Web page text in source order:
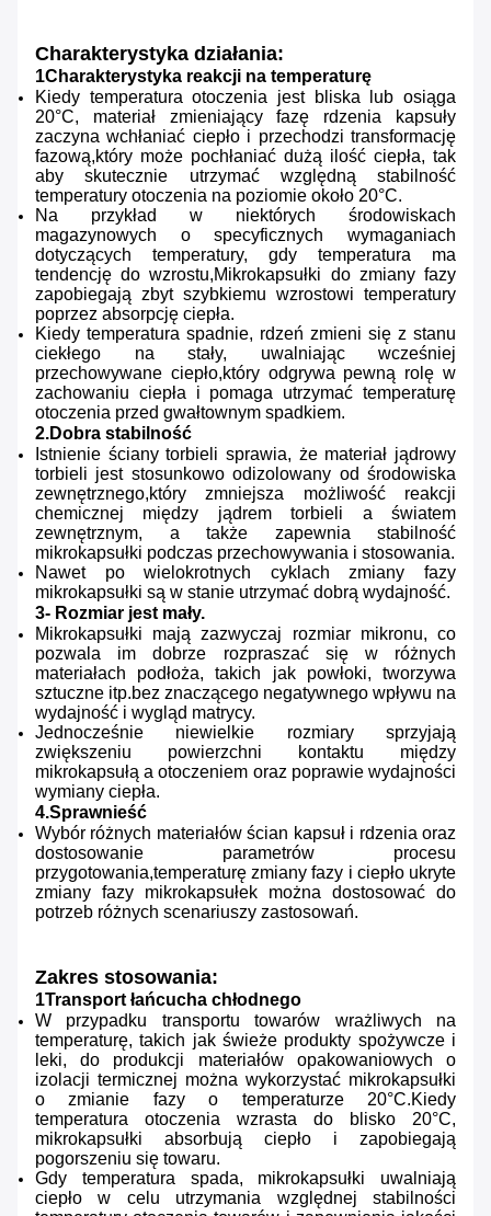
Charakterystyka działania:
1Charakterystyka reakcji na temperaturę
Kiedy temperatura otoczenia jest bliska lub osiąga
20°C, materiał zmieniający fazę rdzenia kapsuły
zaczyna wchłaniać ciepło i przechodzi transformację
fazową,który może pochłaniać dużą ilość ciepła, tak
aby skutecznie utrzymać względną stabilność
temperatury otoczenia na poziomie około 20°C.
Na przykład w niektórych środowiskach
magazynowych o specyficznych wymaganiach
dotyczących temperatury, gdy temperatura ma
tendencję do wzrostu,Mikrokapsułki do zmiany fazy
zapobiegają zbyt szybkiemu wzrostowi temperatury
poprzez absorpcję ciepła.
Kiedy temperatura spadnie, rdzeń zmieni się z stanu
ciekłego na stały, uwalniając wcześniej
przechowywane ciepło,który odgrywa pewną rolę w
zachowaniu ciepła i pomaga utrzymać temperaturę
otoczenia przed gwałtownym spadkiem.
2.Dobra stabilność
Istnienie ściany torbieli sprawia, że materiał jądrowy
torbieli jest stosunkowo odizolowany od środowiska
zewnętrznego,który zmniejsza możliwość reakcji
chemicznej między jądrem torbieli a światem
zewnętrznym, a także zapewnia stabilność
mikrokapsułki podczas przechowywania i stosowania.
Nawet po wielokrotnych cyklach zmiany fazy
mikrokapsułki są w stanie utrzymać dobrą wydajność.
3- Rozmiar jest mały.
Mikrokapsułki mają zazwyczaj rozmiar mikronu, co
pozwala im dobrze rozpraszać się w różnych
materiałach podłoża, takich jak powłoki, tworzywa
sztuczne itp.bez znaczącego negatywnego wpływu na
wydajność i wygląd matrycy.
Jednocześnie niewielkie rozmiary sprzyjają
zwiększeniu powierzchni kontaktu między
mikrokapsułą a otoczeniem oraz poprawie wydajności
wymiany ciepła.
4.Sprawnieść
Wybór różnych materiałów ścian kapsuł i rdzenia oraz
dostosowanie parametrów procesu
przygotowania,temperaturę zmiany fazy i ciepło ukryte
zmiany fazy mikrokapsułek można dostosować do
potrzeb różnych scenariuszy zastosowań.
Zakres stosowania:
1Transport łańcucha chłodnego
W przypadku transportu towarów wrażliwych na
temperaturę, takich jak świeże produkty spożywcze i
leki, do produkcji materiałów opakowaniowych o
izolacji termicznej można wykorzystać mikrokapsułki
o zmianie fazy o temperaturze 20°C.Kiedy
temperatura otoczenia wzrasta do blisko 20°C,
mikrokapsułki absorbują ciepło i zapobiegają
pogorszeniu się towaru.
Gdy temperatura spada, mikrokapsułki uwalniają
ciepło w celu utrzymania względnej stabilności